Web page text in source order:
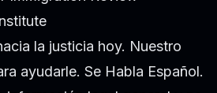
la justicia hoy. Nuestro
ayudarle. Se Habla Español.